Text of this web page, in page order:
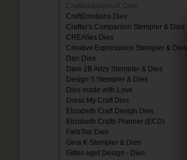
CraftAddictionUK Dies
CraftEmotions Dies
Crafter's Companion Stempler & Dies
CREAlies Dies
Creative Expressions Stempler & Dies
Dan Dies
Dare 2B Artzy Stempler & Dies
Design 5 Stempler & Dies
Dies made with Love
Dress My Craft Dies
Elizabeth Craft Design Dies
Elizabeth Crafts Planner (ECD)
FarbTon Dies
Gina K Stempler & Dies
Gittes eget Design - Dies